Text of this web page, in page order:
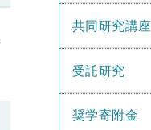
共同研究講座
受託研究
奨学寄附金